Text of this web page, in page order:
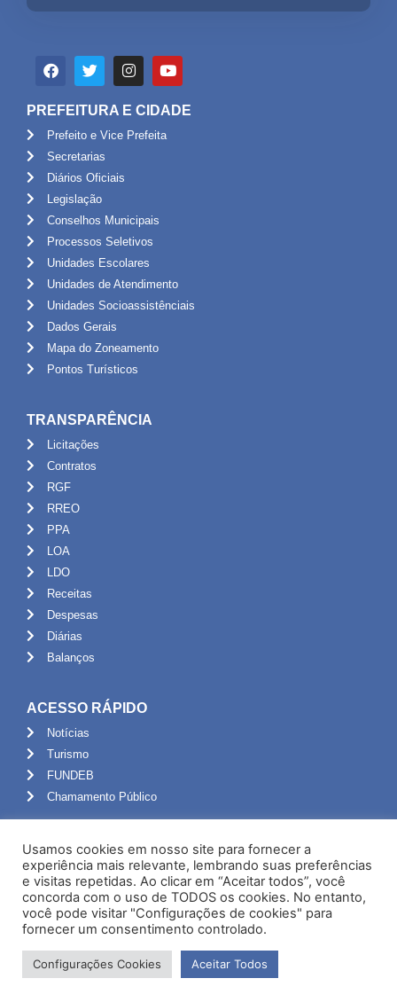
PREFEITURA E CIDADE
Prefeito e Vice Prefeita
Secretarias
Diários Oficiais
Legislação
Conselhos Municipais
Processos Seletivos
Unidades Escolares
Unidades de Atendimento
Unidades Socioassistênciais
Dados Gerais
Mapa do Zoneamento
Pontos Turísticos
TRANSPARÊNCIA
Licitações
Contratos
RGF
RREO
PPA
LOA
LDO
Receitas
Despesas
Diárias
Balanços
ACESSO RÁPIDO
Notícias
Turismo
FUNDEB
Chamamento Público
Portal do Servidor
Webmail
Administração
Usamos cookies em nosso site para fornecer a
experiência mais relevante, lembrando suas preferências
e visitas repetidas. Ao clicar em “Aceitar todos”, você
concorda com o uso de TODOS os cookies. No entanto,
você pode visitar "Configurações de cookies" para
fornecer um consentimento controlado.
Configurações Cookies Aceitar Todos